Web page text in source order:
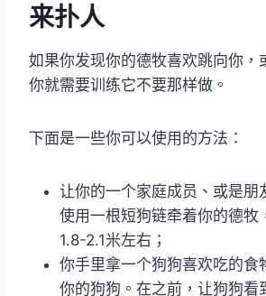
来扑人
如果你发现你的德牧喜欢跳向你，
你就需要训练它不要那样做。
下面是一些你可以使用的方法：
让你的一个家庭成员、或是朋
使用一根短狗链牵着你的德牧
1.8-2.1米左右；
你手里拿一个狗狗喜欢吃的食
你的狗狗。在之前，让狗狗看